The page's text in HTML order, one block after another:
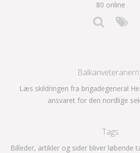
80 online
Læs skildringen fra brigadegeneral
ansvaret for den nordlige
Tags
Billeder, artikler og sider bliver løbende